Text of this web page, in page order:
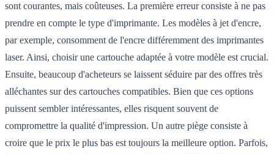
sont courantes, mais coûteuses. La première erreur consiste à ne pas
prendre en compte le type d'imprimante. Les modèles à jet d'encre,
par exemple, consomment de l'encre différemment des imprimantes
laser. Ainsi, choisir une cartouche adaptée à votre modèle est crucial.
Ensuite, beaucoup d'acheteurs se laissent séduire par des offres très
alléchantes sur des cartouches compatibles. Bien que ces options
puissent sembler intéressantes, elles risquent souvent de
compromettre la qualité d'impression. Un autre piège consiste à
croire que le prix le plus bas est toujours la meilleure option. Parfois,